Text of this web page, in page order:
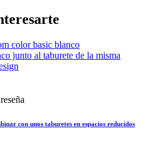
con unos taburetes en espacios reducidos